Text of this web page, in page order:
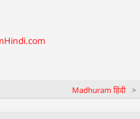
Madhuram हिंदी >